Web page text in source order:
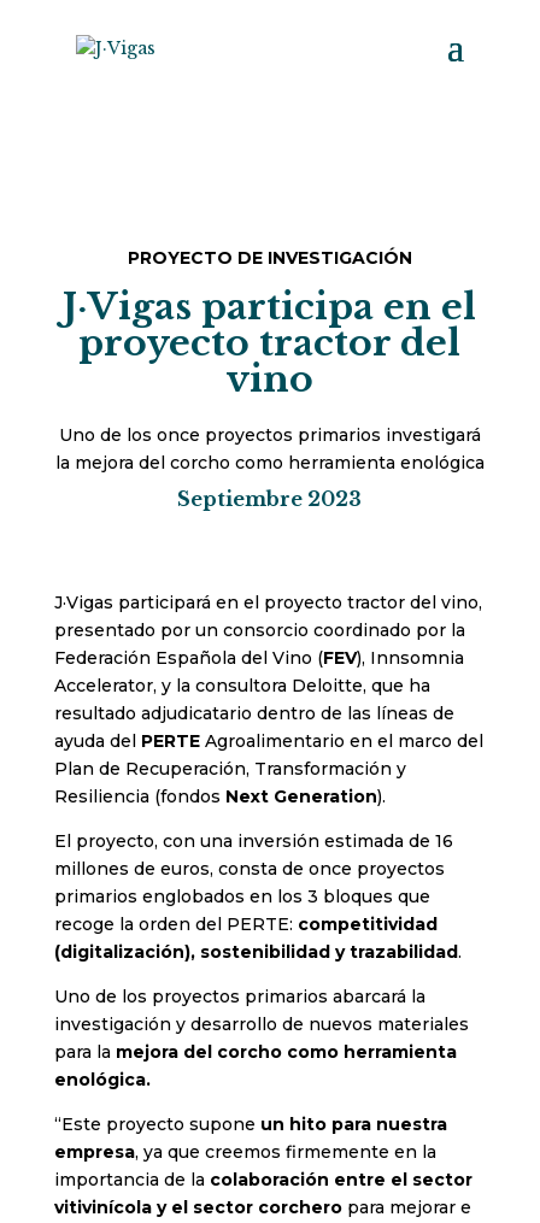
PROYECTO DE INVESTIGACIÓN
J·Vigas participa en el
proyecto tractor del
vino
Uno de los once proyectos primarios investigará
la mejora del corcho como herramienta enológica
Septiembre 2023
J·Vigas participará en el proyecto tractor del vino,
presentado por un consorcio coordinado por la
Federación Española del Vino (FEV), Innsomnia
Accelerator, y la consultora Deloitte, que ha
resultado adjudicatario dentro de las líneas de
ayuda del PERTEAgroalimentario en el marco del
Plan de Recuperación, Transformación y
Resiliencia (fondos Next Generation).
El proyecto, con una inversión estimada de 16
millones de euros, consta de once proyectos
primarios englobados en los 3 bloques que
recoge la orden del PERTE: competitividad
(digitalización), sostenibilidad y trazabilidad.
Uno de los proyectos primarios abarcará la
investigación y desarrollo de nuevos materiales
para la mejora del corcho como herramienta
enológica.
“Este proyecto supone un hito para nuestra
empresa, ya que creemos firmemente en la
importancia de la colaboración entre el sector
vitivinícola y el sector corcheropara mejorar e